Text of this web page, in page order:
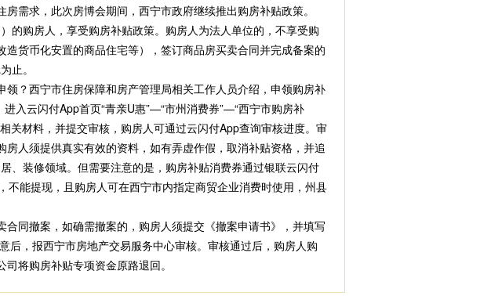
求，此次房博会期间，西宁市政府继续推出购房补贴政策。
的购房人，享受购房补贴政策。购房人为法人单位的，不享受购
货币化安置的商品住宅等），签订商品房买卖合同并完成备案的
止。
？西宁市住房保障和房产管理局相关工作人员介绍，申领购房补
入云闪付App首页“青亲U惠”—“市州消费券”—“西宁市购房补
关材料，并提交审核，购房人可通过云闪付App查询审核进度。审
人须提供真实有效的资料，如有弄虚作假，取消补贴资格，并追
、装修领域。但需要注意的是，购房补贴消费券通过银联云闪付
能提现，且购房人可在西宁市内指定商贸企业消费时使用，州县
同撤案，如确需撤案的，购房人须提交《撤案申请书》，并填写
后，报西宁市房地产交易服务中心审核。审核通过后，购房人购
将购房补贴专项资金原路退回。